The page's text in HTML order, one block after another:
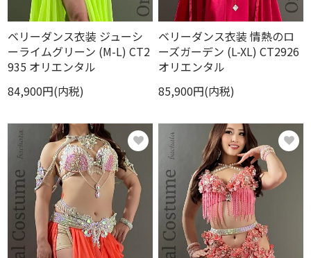
ベリーダンス衣装 ジューシ
ーライムグリーン (M-L) CT2
935 オリエンタル
84,900円(内税)
ベリーダンス衣装 情熱のロ
ーズガーデン (L-XL) CT2926
オリエンタル
85,900円(内税)